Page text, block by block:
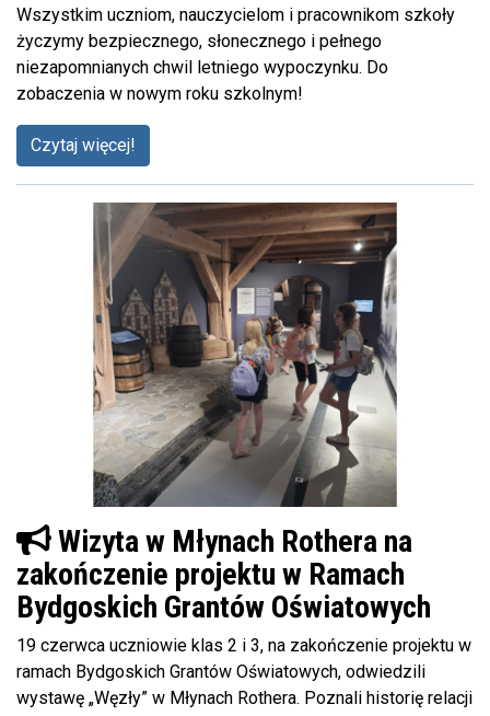
Wszystkim uczniom, nauczycielom i pracownikom szkoły
życzymy bezpiecznego, słonecznego i pełnego
niezapomnianych chwil letniego wypoczynku. Do
zobaczenia w nowym roku szkolnym!
Czytaj więcej!
Wizyta w Młynach Rothera na
zakończenie projektu w Ramach
Bydgoskich Grantów Oświatowych
19 czerwca uczniowie klas 2 i 3, na zakończenie projektu w
ramach Bydgoskich Grantów Oświatowych, odwiedzili
wystawę „Węzły” w Młynach Rothera. Poznali historię relacji